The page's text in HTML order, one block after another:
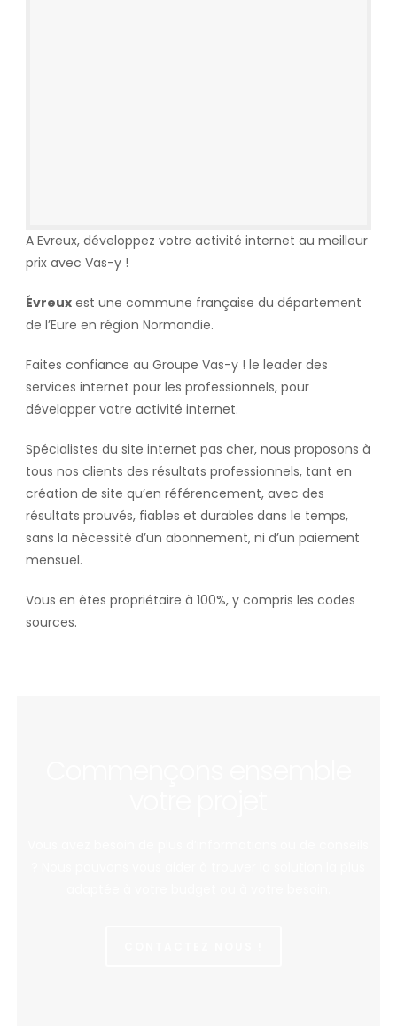
A Evreux, développez votre activité internet au meilleur
prix avec Vas-y !
Évreuxest une commune française du département
de l’Eure en région Normandie.
Faites confiance au Groupe Vas-y ! le leader des
services internet pour les professionnels, pour
développer votre activité internet.
Spécialistes du site internet pas cher, nous proposons à
tous nos clients des résultats professionnels, tant en
création de site qu’en référencement, avec des
résultats prouvés, fiables et durables dans le temps,
sans la nécessité d’un abonnement, ni d’un paiement
mensuel.
Vous en êtes propriétaire à 100%, y compris les codes
sources.